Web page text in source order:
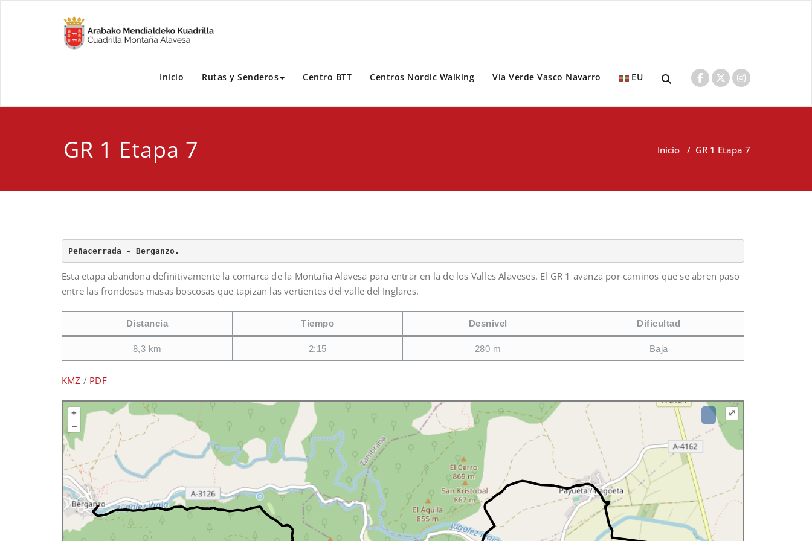
Inicio Rutas y Senderos Centro BTT Centros Nordic Walking Vía Verde Vasco Navarro EU
GR 1 Etapa 7 Inicio / GR 1 Etapa 7
Peñacerrada - Berganzo.
Esta etapa abandona definitivamente la comarca de la Montaña Alavesa para entrar en la de los Valles Alaveses. El GR 1 avanza por caminos que se abren paso
entre las frondosas masas boscosas que tapizan las vertientes del valle del Inglares.
Distancia Tiempo Desnivel Dificultad
8,3 km 2:15 280 m Baja
KMZ / PDF
+
–
⤢